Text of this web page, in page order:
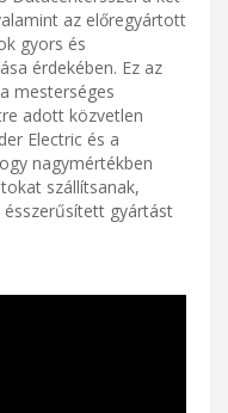
az előregyártott
gyors és
érdekében. Ez az
mesterséges
adott közvetlen
Electric és a
nagymértékben
szállítsanak,
gyártást